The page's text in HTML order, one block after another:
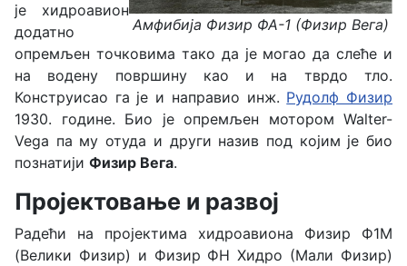
Амфибија Физир ФА-1 (Физир Вега)
је хидроавион
додатно
опремљен точковима тако да је могао да слеће и
на водену површину као и на тврдо тло.
Конструисао га је и направио инж. Рудолф Физир
1930. године. Био је опремљен мотором Walter-
Vega па му отуда и други назив под којим је био
познатији Физир Вега.
Пројектовање и развој
Радећи на пројектима хидроавиона Физир Ф1М
(Велики Физир) и Физир ФН Хидро (Мали Физир)